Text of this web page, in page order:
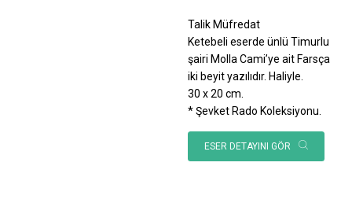
Talik Müfredat
Ketebeli eserde ünlü Timurlu
şairi Molla Cami’ye ait Farsça
iki beyit yazılıdır. Haliyle.
30 x 20 cm.
* Şevket Rado Koleksiyonu.
ESER DETAYINI GÖR